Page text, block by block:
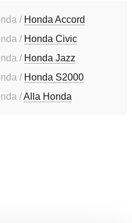
/ Honda Accord
/ Honda Civic
/ Honda Jazz
/ Honda S2000
/Alla Honda